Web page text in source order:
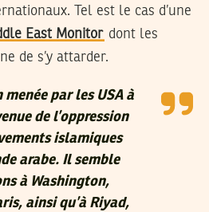
Tel est le cas d’une
East Monitor dont les
de s’y attarder.
par les USA à
de l’oppression
islamiques
arabe. Il semble
à Washington,
ainsi qu’à Riyad,